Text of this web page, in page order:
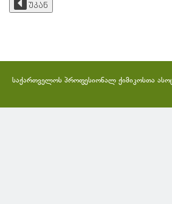
უკან
საქართველოს პროფესიონალ ქიმიკოსთა